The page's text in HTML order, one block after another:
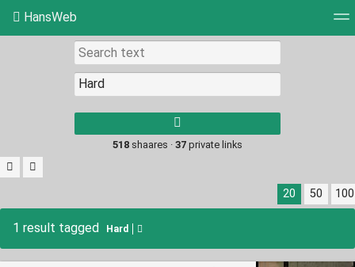
HansWeb
Picture wall
results.
518 shaares · 37 private links
20 50 100
1 result tagged Hard